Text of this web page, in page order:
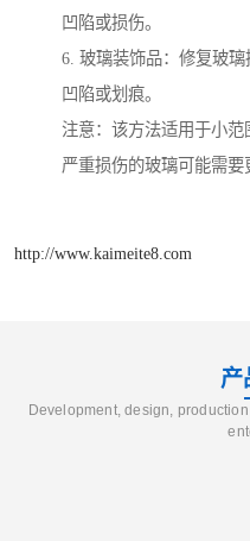
凹陷或损伤。
6. 玻璃装饰品：修复玻
凹陷或划痕。
注意：该方法适用于小
严重损伤的玻璃可能需要
http://www.kaimeite8.com
产
Development, design,